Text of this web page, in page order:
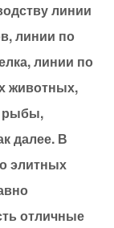
линии
линии по
линии по
животных,
рыбы,
далее. В
элитных
отличные